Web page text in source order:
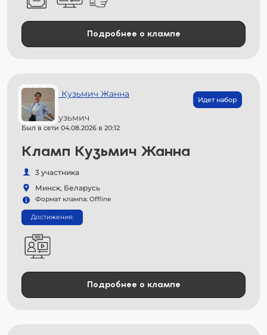
Подробнее о клампе
Идет набор
Жанна Кузьмич
Был в сети 04.08.2026 в 20:12
Кламп Кузьмич Жанна
3 участника
Минск, Беларусь
Формат клампа: Offline
Достижения:
Подробнее о клампе